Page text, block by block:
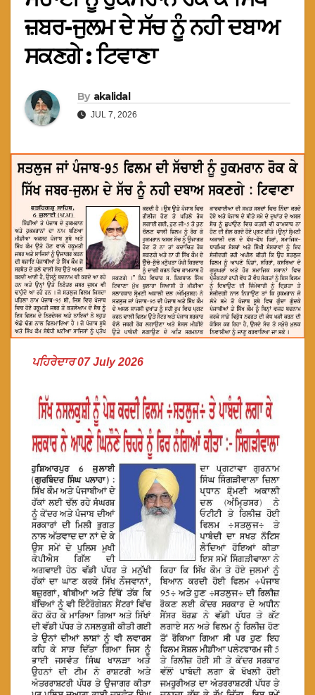
ਜ਼ਬਰ-ਜੁਲਮ ਦੇ ਸੱਚ ਨੂੰ ਨਹੀ ਦਬਾਅ
ਸਕਣਗੇ : ਟਿਵਾਣਾ
By akalidal
JUL 7, 2026
ਪਹਿਰੇਦਾਰ 07 July 2026